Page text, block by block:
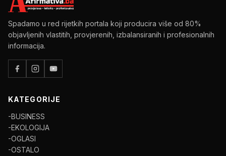
Spadamo u red rijetkih portala koji producira više od 80%
objavljenih vlastitih, provjerenih, izbalansiranih i profesionalnih
informacija.
KATEGORIJE
-BUSINESS
-EKOLOGIJA
-OGLASI
-OSTALO